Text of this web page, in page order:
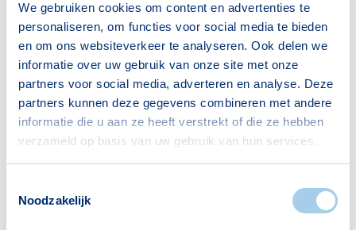
We gebruiken cookies om content en advertenties te
personaliseren, om functies voor social media te bieden
en om ons websiteverkeer te analyseren. Ook delen we
informatie over uw gebruik van onze site met onze
partners voor social media, adverteren en analyse. Deze
partners kunnen deze gegevens combineren met andere
informatie die u aan ze heeft verstrekt of die ze hebben
verzameld op basis van uw gebruik van hun services.
Noodzakelijk
Scholen
2
Supermarkten
1
Banken
1
Restaurants
Apotheken